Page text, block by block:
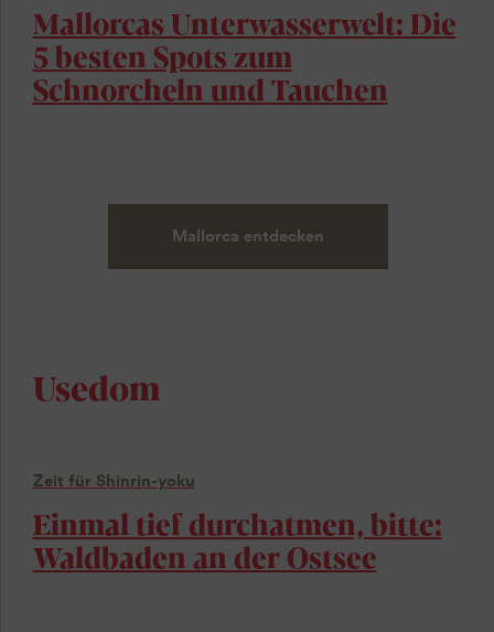
Mallorcas Unterwasserwelt: Die
5 besten Spots zum
Schnorcheln und Tauchen
Mallorca entdecken
Usedom
Zeit für Shinrin-yoku
Einmal tief durchatmen, bitte:
Waldbaden an der Ostsee